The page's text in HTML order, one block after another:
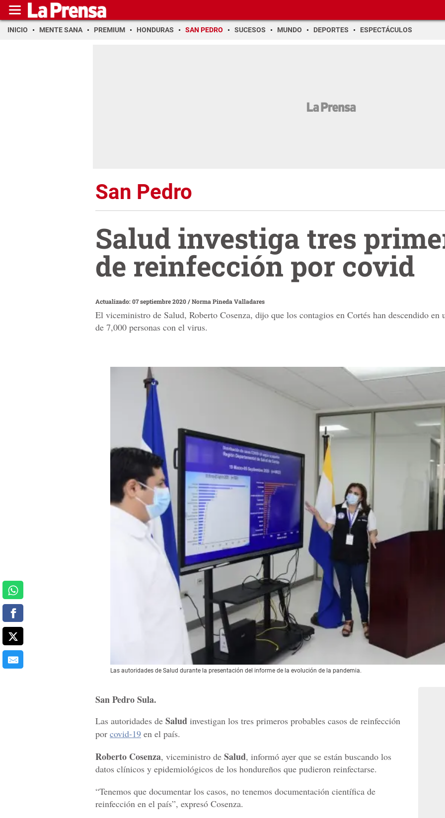
INICIO MENTE SANA PREMIUM HONDURAS SAN PEDRO SUCESOS MUNDO DEPORTES ESPECTÁCULOS
San Pedro
Salud investiga tres
de reinfección por covid
Actualizado: 07 septiembre 2020/Norma Pineda Valladares
El viceministro de Salud, Roberto Cosenza, dijo que los contagios en Cortés han descendido en
de 7,000 personas con el virus.
Las autoridades de Salud durante la presentación del informe de la evolución de la pandemia.
San Pedro Sula.
Las autoridades de Salud investigan los tres primeros probables casos de reinfección
por covid-19 en el país.
Roberto Cosenza, viceministro de Salud, informó ayer que se están buscando los
datos clínicos y epidemiológicos de los hondureños que pudieron reinfectarse.
“Tenemos que documentar los casos, no tenemos documentación científica de
reinfección en el país”, expresó Cosenza.